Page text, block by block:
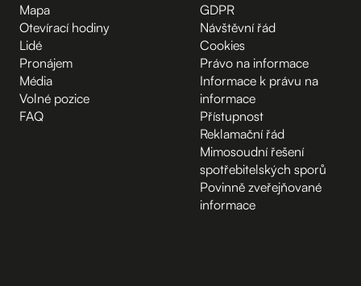
Mapa
Otevírací hodiny
Lidé
Pronájem
Média
Volné pozice
FAQ
GDPR
Návštěvní řád
Cookies
Právo na informace
Informace k právu na
informace
Přístupnost
Reklamační řád
Mimosoudní řešení
spotřebitelských sporů
Povinně zveřejňované
informace